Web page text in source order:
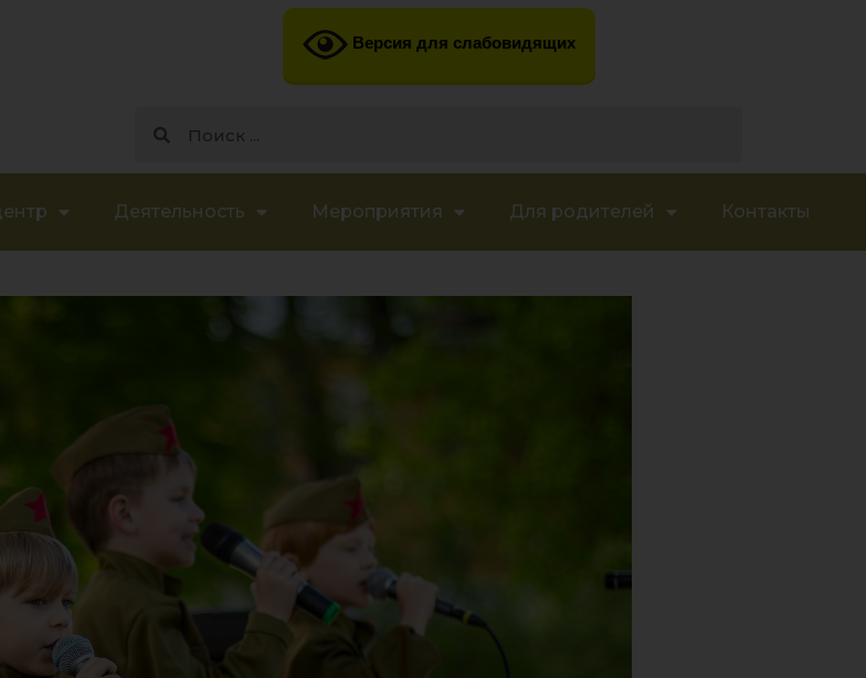
Версия для слабовидящих
Деятельность Мероприятия Для родителей Контакты